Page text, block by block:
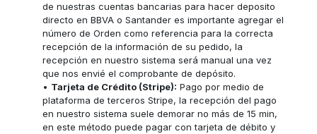
de nuestras cuentas bancarias para hacer deposito
directo en BBVA o Santander es importante agregar el
número de Orden como referencia para la correcta
recepción de la información de su pedido, la
recepción en nuestro sistema será manual una vez
que nos envié el comprobante de depósito.
• Tarjeta de Crédito (Stripe): Pago por medio de
plataforma de terceros Stripe, la recepción del pago
en nuestro sistema suele demorar no más de 15 min,
en este método puede pagar con tarjeta de débito y